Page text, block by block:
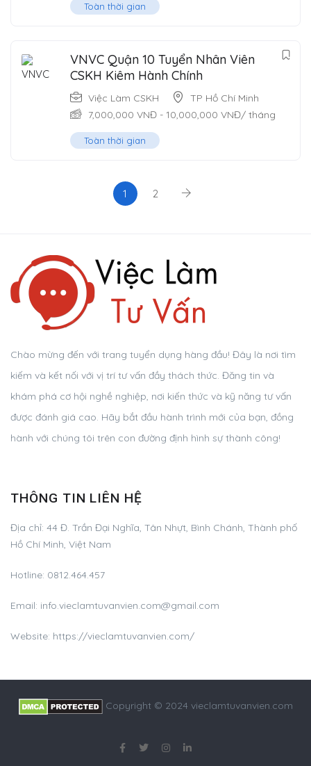
Toàn thời gian
VNVC Quận 10 Tuyển Nhân Viên
CSKH Kiêm Hành Chính
Việc Làm CSKH
TP Hồ Chí Minh
7,000,000 VNĐ - 10,000,000 VNĐ/ tháng
Toàn thời gian
1 2
Chào mừng đến với trang tuyển dụng hàng đầu! Đây là nơi tìm
kiếm và kết nối với vị trí tư vấn đầy thách thức. Đăng tin và
khám phá cơ hội nghề nghiệp, nơi kiến thức và kỹ năng tư vấn
được đánh giá cao. Hãy bắt đầu hành trình mới của bạn, đồng
hành với chúng tôi trên con đường định hình sự thành công!
THÔNG TIN LIÊN HỆ
Địa chỉ: 44 Đ. Trần Đại Nghĩa, Tân Nhựt, Bình Chánh, Thành phố
Hồ Chí Minh, Việt Nam
Hotline: 0812.464.457
Email: info.vieclamtuvanvien.com@gmail.com
Website: https://vieclamtuvanvien.com/
Copyright © 2024 vieclamtuvanvien.com